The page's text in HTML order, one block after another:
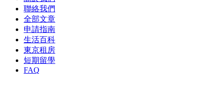
聯絡我們
全部文章
申請指南
生活百科
東京租房
短期留學
FAQ